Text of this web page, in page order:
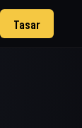
Tasar